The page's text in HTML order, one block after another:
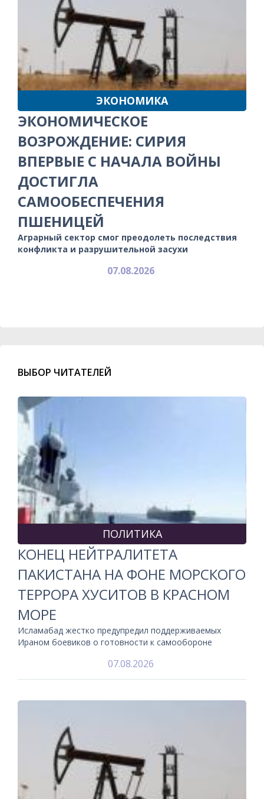
ЭКОНОМИКА
ЭКОНОМИЧЕСКОЕ
ВОЗРОЖДЕНИЕ: СИРИЯ
ВПЕРВЫЕ С НАЧАЛА ВОЙНЫ
ДОСТИГЛА
САМООБЕСПЕЧЕНИЯ
ПШЕНИЦЕЙ
Аграрный сектор смог преодолеть последствия
конфликта и разрушительной засухи
07.08.2026
ВЫБОР ЧИТАТЕЛЕЙ
ПОЛИТИКА
КОНЕЦ НЕЙТРАЛИТЕТА
ПАКИСТАНА НА ФОНЕ МОРСКОГО
ТЕРРОРА ХУСИТОВ В КРАСНОМ
МОРЕ
Исламабад жестко предупредил поддерживаемых
Ираном боевиков о готовности к самообороне
07.08.2026